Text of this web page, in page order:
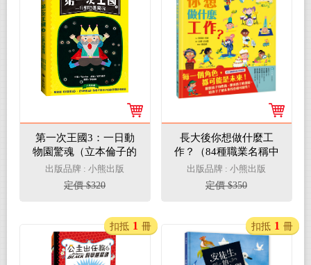
第一次王國3：一日動
物園驚魂（立本倫子的
數學唱遊橋梁書）
出版品牌 : 小熊出版
定價 $320
長大後你想做什麼工
作？（84種職業名稱中
英對照）
出版品牌 : 小熊出版
定價 $350
扣抵 1 冊 扣抵 1 冊